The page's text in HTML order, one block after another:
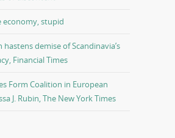
economy, stupid
hastens demise of Scandinavia’s
Financial Times
Form Coalition in European
J. Rubin, The New York Times